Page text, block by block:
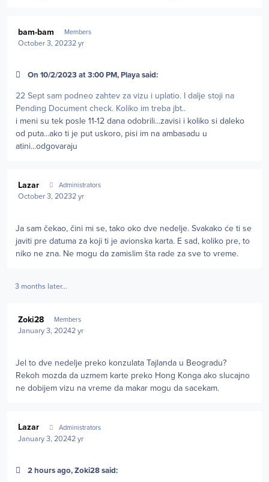
bam-bam Members
October 3, 20232 yr
On 10/2/2023 at 3:00 PM, Playa said:
22 Sept sam podneo zahtev za vizu i uplatio. I dalje stoji na
Pending Document check. Koliko im treba jbt..
i meni su tek posle 11-12 dana odobrili...zavisi i koliko si daleko
od puta...ako ti je put uskoro, pisi im na ambasadu u
atini...odgovaraju
Lazar Administrators
October 3, 20232 yr
Ja sam čekao, čini mi se, tako oko dve nedelje. Svakako će ti se
javiti pre datuma za koji ti je avionska karta. E sad, koliko pre, to
niko ne zna. Ne mogu da zamislim šta rade za sve to vreme.
3 months later...
Zoki28 Members
January 3, 20242 yr
Jel to dve nedelje preko konzulata Tajlanda u Beogradu?
Rekoh mozda da uzmem karte preko Hong Konga ako slucajno
ne dobijem vizu na vreme da makar mogu da sacekam.
Lazar Administrators
January 3, 20242 yr
2 hours ago, Zoki28 said: